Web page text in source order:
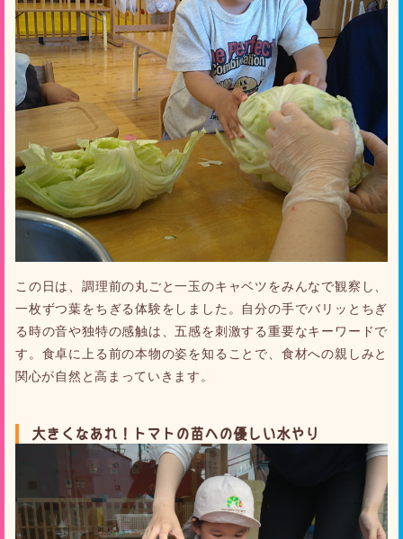
この日は、調理前の丸ごと一玉のキャベツをみんなで観察し、
一枚ずつ葉をちぎる体験をしました。自分の手でバリッとちぎ
る時の音や独特の感触は、五感を刺激する重要なキーワードで
す。食卓に上る前の本物の姿を知ることで、食材への親しみと
関心が自然と高まっていきます。
大きくなあれ！トマトの苗への優しい水やり